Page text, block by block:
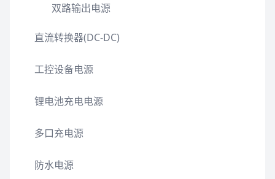
双路输出电源
直流转换器(DC-DC)
工控设备电源
锂电池充电电源
多口充电源
防水电源